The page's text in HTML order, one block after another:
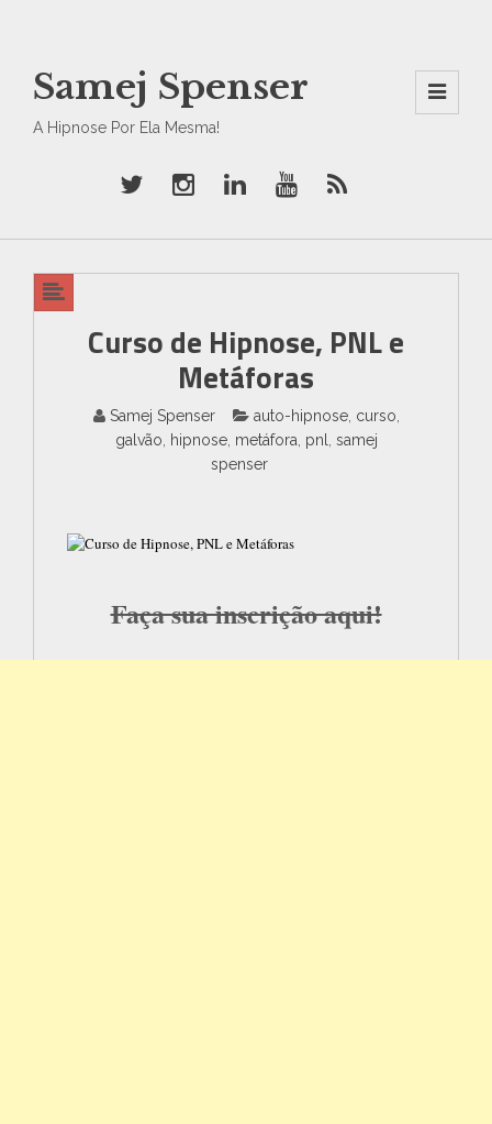
Samej Spenser
A Hipnose Por Ela Mesma!
Curso de Hipnose, PNL e
Metáforas
Samej Spenser auto-hipnose, curso
galvão
hipnose, metáfora pnl
samej
spenser
Faça sua inscrição aqui!